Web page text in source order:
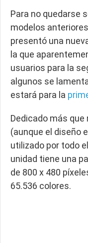
Para no quedarse
modelos
presentó una
la que
usuarios para la
algunos se
estará para la
Dedicado más
(aunque el diseño
utilizado por todo
unidad tiene una
de 800 x 480
65.536 colores.